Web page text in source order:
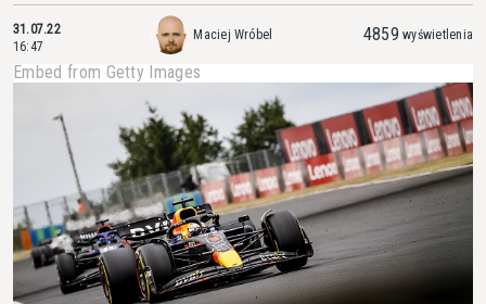
31.07.22
16:47
Maciej Wróbel 4859 wyświetlenia
Embed from Getty Images